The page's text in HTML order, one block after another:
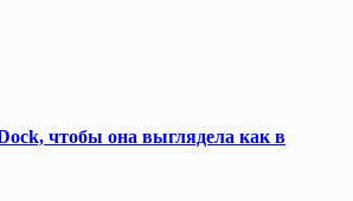
чтобы она выглядела как в